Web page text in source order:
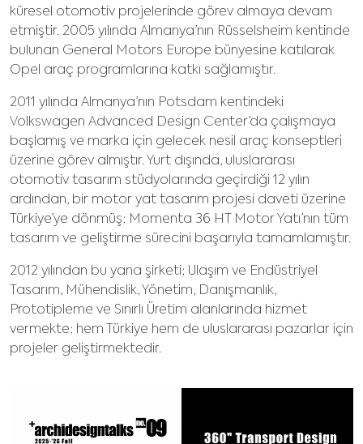
küresel otomotiv projelerinde görev almaya devam
etmiştir. 2005 yılında Almanya’nın Rüsselsheim kentinde
bulunan General Motors Europe bünyesine katılarak
Opel araç programlarına katkı sağlamıştır.
2011 yılında Almanya’nın Potsdam kentindeki
Volkswagen Advanced Design Center’da çalışmaya
başlamış ve marka için gelecek nesil araç konseptleri
üzerine görev almıştır. Yurt dışında, uluslararası
otomotiv tasarım stüdyolarında geçirdiği 12 yılın
ardından, bir motor yat tasarım projesi daveti üzerine
Türkiye’ye dönmüş; Momenta 36 HT Motor Yatı’nın tüm
tasarım ve geliştirme sürecini başarıyla tamamlamıştır.
2012 yılından bu yana şirketi; Ulaşım ve Endüstriyel
Tasarım, Mühendislik, Yönetim, Danışmanlık,
Prototipleme ve Sınırlı Üretim alanlarında hizmet
vermekte; hem Türkiye hem de uluslararası pazarlar için
projeler geliştirmektedir.